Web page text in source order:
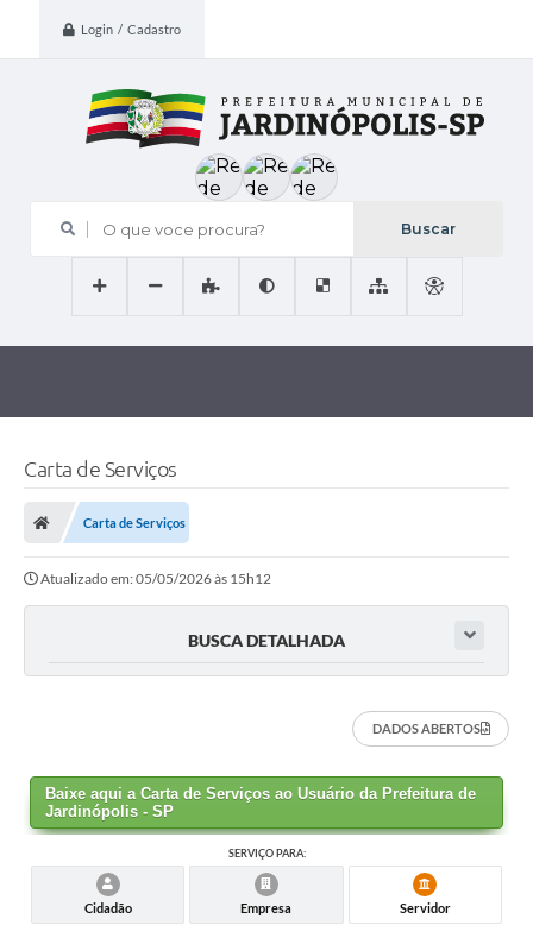
Login / Cadastro
O que voce procura?
Carta de Serviços
Carta de Serviços
Atualizado em: 05/05/2026 às 15h12
BUSCA DETALHADA
DADOS ABERTOS
Baixe aqui a Carta de Serviços ao Usuário da Prefeitura de
Jardinópolis - SP
SERVIÇO PARA:
Cidadão Empresa Servidor